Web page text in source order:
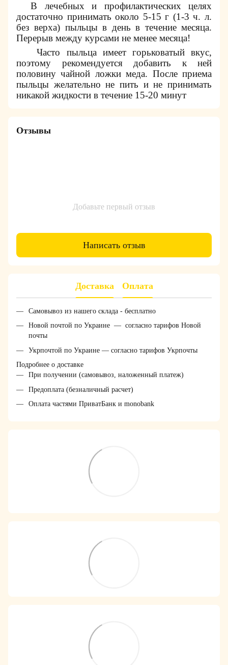
В лечебных и профилактических целях
достаточно принимать около 5-15 г (1-3 ч. л.
без верха) пыльцы в день в течение месяца.
Перерыв между курсами не менее месяца!
Часто пыльца имеет горьковатый вкус,
поэтому рекомендуется добавить к ней
половину чайной ложки меда. После приема
пыльцы желательно не пить и не принимать
никакой жидкости в течение 15-20 минут
Отзывы
Добавьте первый отзыв
Написать отзыв
Доставка Оплата
Самовывоз из нашего склада - бесплатно
Новой почтой по Украине — согласно тарифов Новой
почты
Укрпочтой по Украине — согласно тарифов Укрпочты
Подробнее о доставке
При получении (самовывоз, наложенный платеж)
Предоплата (безналичный расчет)
Оплата частями ПриватБанк и monobank